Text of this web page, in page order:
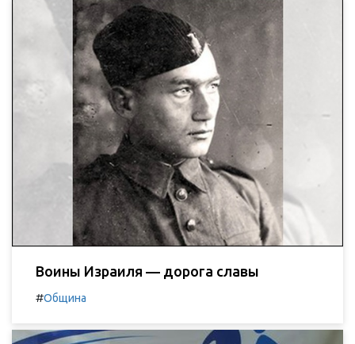
Воины Израиля — дорога славы
#Община